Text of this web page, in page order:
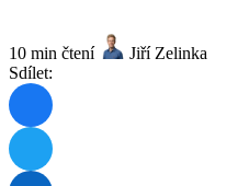
10 min čtení
Jiří Zelinka
Sdílet: